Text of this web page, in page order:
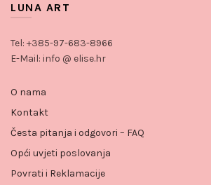
LUNA ART
Tel: +385-97-683-8966
E-Mail: info @ elise.hr
O nama
Kontakt
Česta pitanja i odgovori – FAQ
Opći uvjeti poslovanja
Povrati i Reklamacije